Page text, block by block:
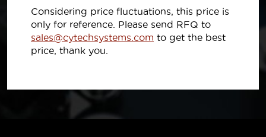
Considering price fluctuations, this price is
only for reference. Please send RFQ to
sales@cytechsystems.com to get the best
price, thank you.